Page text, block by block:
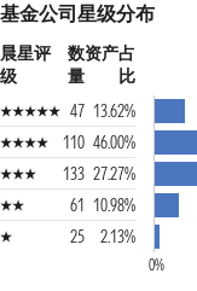
基金公司星级分布
晨星评
级
数
量
资产占
比
47 13.62%
110 46.00%
133 27.27%
61 10.98%
25
2.13%
0%